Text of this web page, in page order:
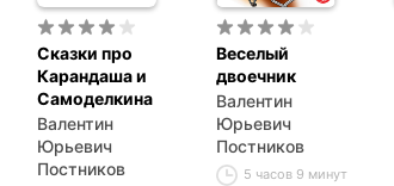
Сказки про
Карандаша и
Самоделкина
Валентин
Юрьевич
Постников
Веселый
двоечник
Валентин
Юрьевич
Постников
5 часов 9 минут